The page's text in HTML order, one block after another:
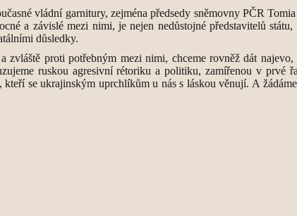
vládní garnitury, zejména předsedy sněmovny PČR
a závislé mezi nimi, je nejen nedůstojné představitelů
důsledky.
proti potřebným mezi nimi, chceme rovněž dát
ruskou agresivní rétoriku a politiku, zamířenou v prvé
se ukrajinským uprchlíkům u nás s láskou věnují. A